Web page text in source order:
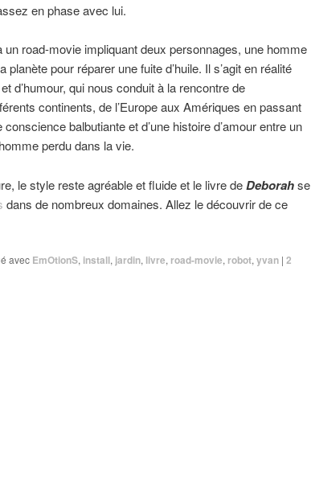
en phase avec lui.
un road-movie impliquant deux personnages, une homme
pour réparer une fuite d’huile. Il s’agit en réalité
d’humour, qui nous conduit à la rencontre de
continents, de l’Europe aux Amériques en passant
conscience balbutiante et d’une histoire d’amour entre un
perdu dans la vie.
le style reste agréable et fluide et le livre deDeborahse
dans de nombreux domaines. Allez le découvrir de ce
avec EmOtionS, install, jardin, livre, road-movie, robot, yvan | 2